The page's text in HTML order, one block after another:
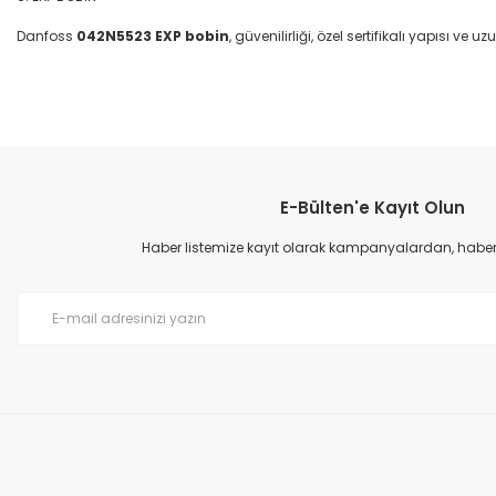
Danfoss 042N5523 EXP bobin, güvenilirliği, özel sertifikalı yapısı ve
Ürün resmi kalitesiz, bozuk veya görüntülenemiyor.
Ürün açıklamasında eksik bilgiler bulunuyor.
E-Bülten'e Kayıt Olun
Haber listemize kayıt olarak kampanyalardan,